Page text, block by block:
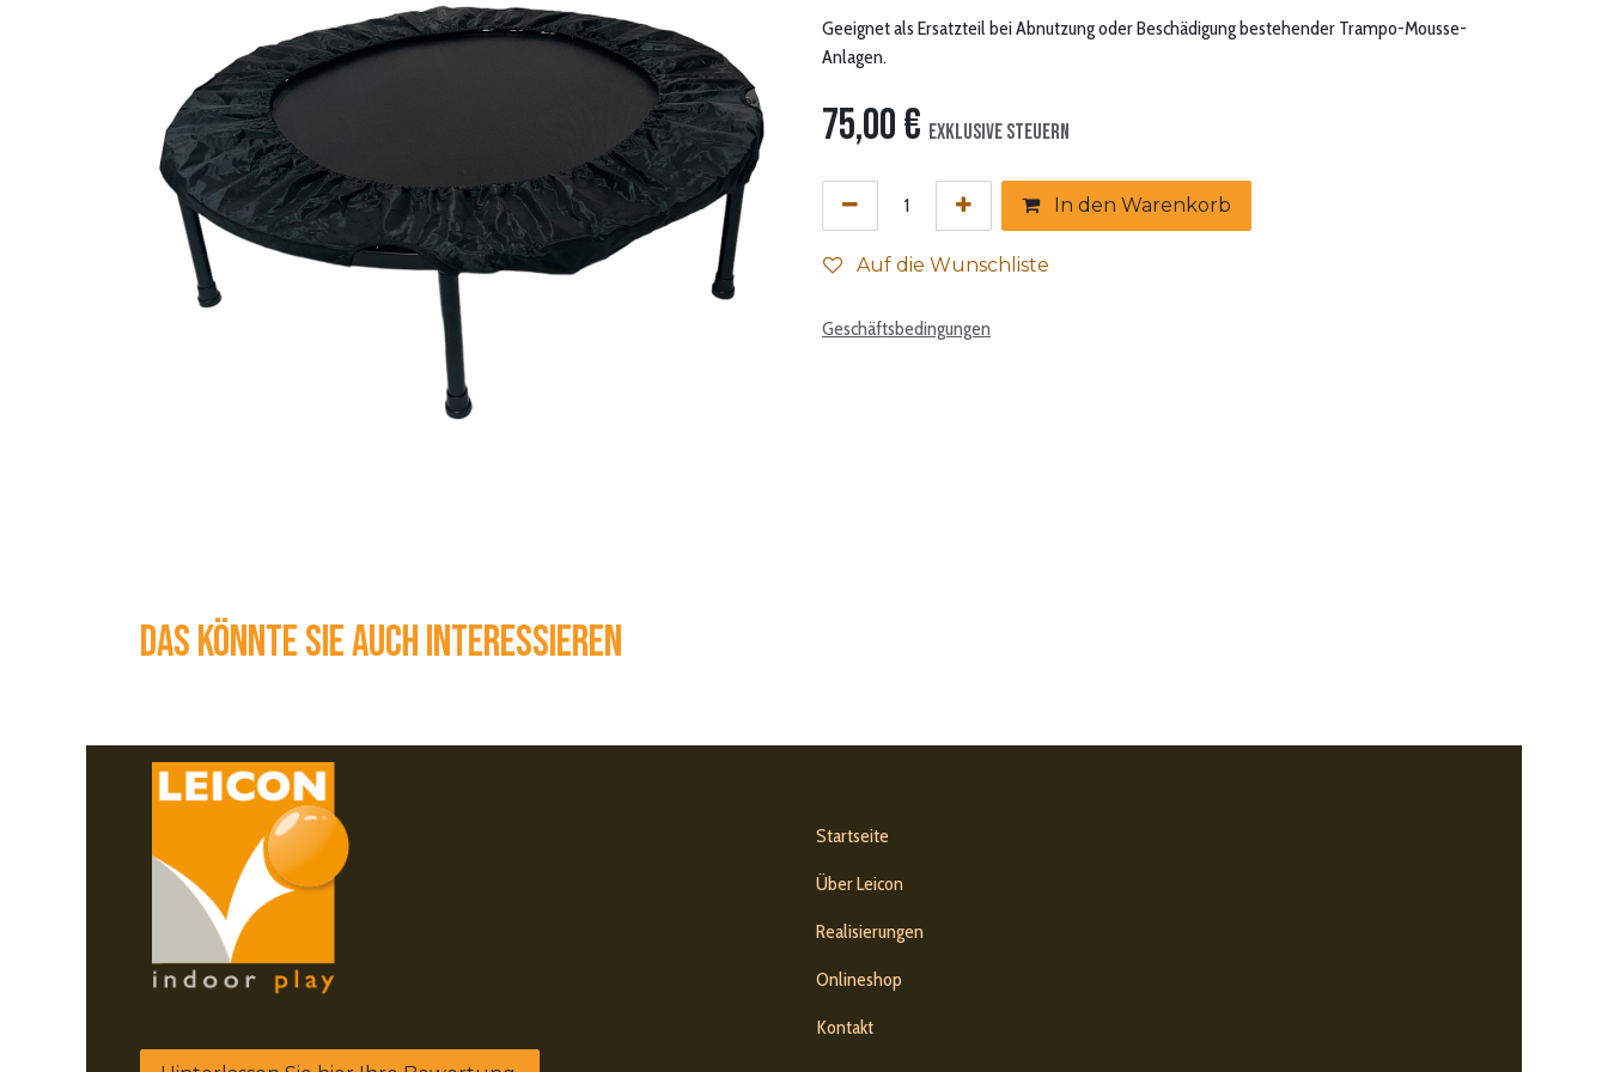
Geeignet als Ersatzteil bei Abnutzung oder Beschädigung bestehender Trampo-Mousse-
Anlagen.
75,00€ Exklusive Steuern
In den Warenkorb
Auf die Wunschliste
Geschäftsbedingungen
Das könnte Sie auch interessieren
Startseite
Über Leicon
Realisierungen
Onlineshop
Kontakt